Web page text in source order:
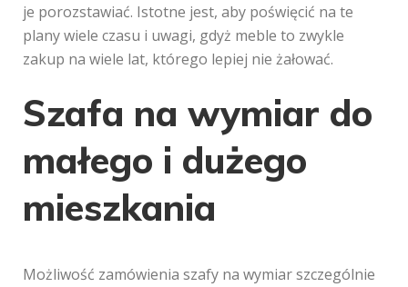
je porozstawiać. Istotne jest, aby poświęcić na te
plany wiele czasu i uwagi, gdyż meble to zwykle
zakup na wiele lat, którego lepiej nie żałować.
Szafa na wymiar do
małego i dużego
mieszkania
Możliwość zamówienia szafy na wymiar szczególnie